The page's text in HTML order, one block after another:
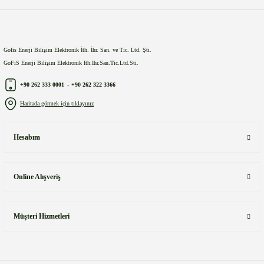
Gofis Enerji Bilişim Elektronik İth. İhr. San. ve Tic. Ltd. Şti.
GoFiS Enerji Bilişim Elektronik Ith.Ihr.San.Tic.Ltd.Sti.
+90 262 333 0001 - +90 262 322 3366
Haritada görmek için tıklayınız
Hesabım
Online Alışveriş
Müşteri Hizmetleri